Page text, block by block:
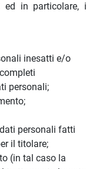
in particolare, i
inesatti e/o
personali;
personali fatti
il titolare;
(in tal caso la